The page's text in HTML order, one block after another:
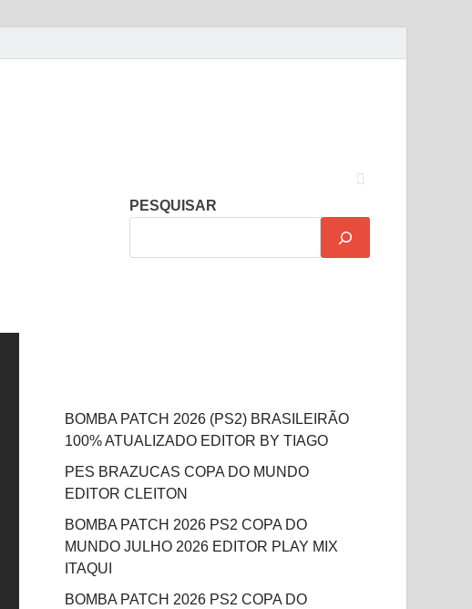
PESQUISAR
BOMBA PATCH 2026 (PS2) BRASILEIRÃO
100% ATUALIZADO EDITOR BY TIAGO
PES BRAZUCAS COPA DO MUNDO
EDITOR CLEITON
BOMBA PATCH 2026 PS2 COPA DO
MUNDO JULHO 2026 EDITOR PLAY MIX
ITAQUI
BOMBA PATCH 2026 PS2 COPA DO